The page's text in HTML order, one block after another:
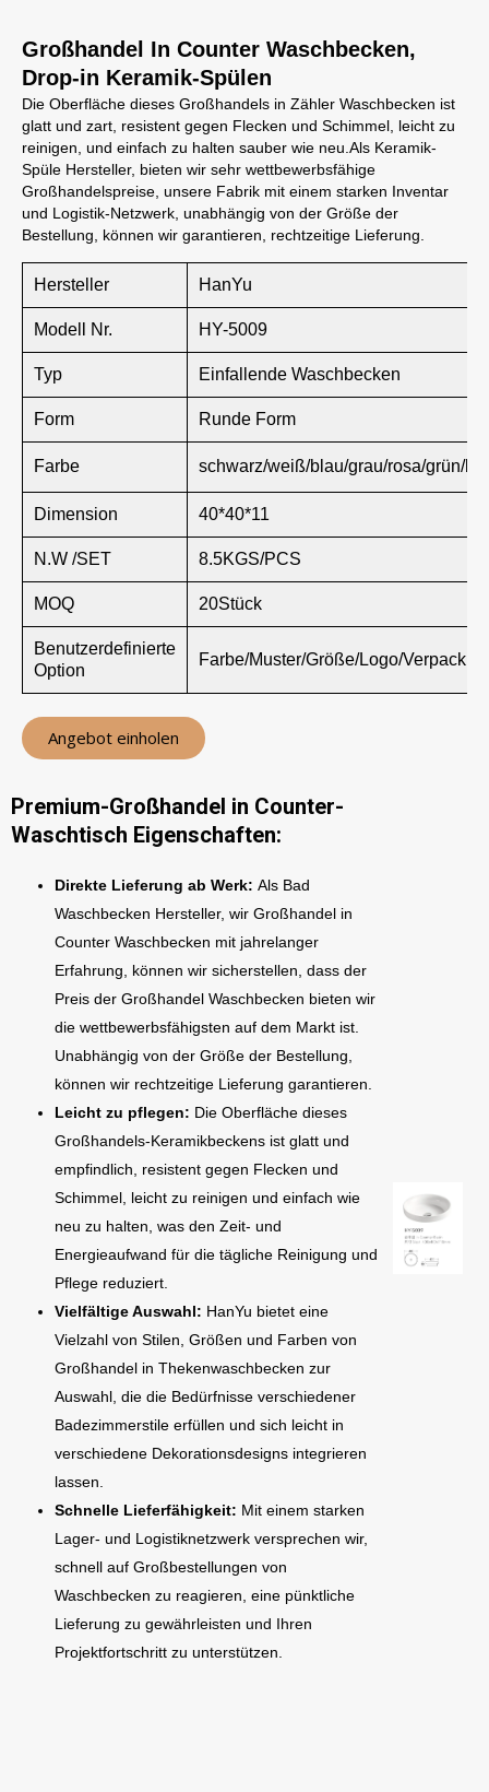
Großhandel In Counter Waschbecken,
Drop-in Keramik-Spülen
Die Oberfläche dieses Großhandels in Zähler Waschbecken ist
glatt und zart, resistent gegen Flecken und Schimmel, leicht zu
reinigen, und einfach zu halten sauber wie neu.Als Keramik-
Spüle Hersteller, bieten wir sehr wettbewerbsfähige
Großhandelspreise, unsere Fabrik mit einem starken Inventar
und Logistik-Netzwerk, unabhängig von der Größe der
Bestellung, können wir garantieren, rechtzeitige Lieferung.
Hersteller HanYu
Modell Nr. HY-5009
Typ Einfallende Waschbecken
Form Runde Form
Farbe schwarz/weiß/blau/grau/rosa/grün/
Dimension 40*40*11
N.W /SET 8.5KGS/PCS
MOQ 20Stück
Benutzerdefinierte
Option
Farbe/Muster/Größe/Logo/
Angebot einholen
Premium-Großhandel in Counter-
Waschtisch Eigenschaften:
Direkte Lieferung ab Werk: Als Bad
Waschbecken Hersteller, wir Großhandel in
Counter Waschbecken mit jahrelanger
Erfahrung, können wir sicherstellen, dass der
Preis der Großhandel Waschbecken bieten wir
die wettbewerbsfähigsten auf dem Markt ist.
Unabhängig von der Größe der Bestellung,
können wir rechtzeitige Lieferung garantieren.
Leicht zu pflegen: Die Oberfläche dieses
Großhandels-Keramikbeckens ist glatt und
empfindlich, resistent gegen Flecken und
Schimmel, leicht zu reinigen und einfach wie
neu zu halten, was den Zeit- und
Energieaufwand für die tägliche Reinigung und
Pflege reduziert.
Vielfältige Auswahl: HanYu bietet eine
Vielzahl von Stilen, Größen und Farben von
Großhandel in Thekenwaschbecken zur
Auswahl, die die Bedürfnisse verschiedener
Badezimmerstile erfüllen und sich leicht in
verschiedene Dekorationsdesigns integrieren
lassen.
Schnelle Lieferfähigkeit: Mit einem starken
Lager- und Logistiknetzwerk versprechen wir,
schnell auf Großbestellungen von
Waschbecken zu reagieren, eine pünktliche
Lieferung zu gewährleisten und Ihren
Projektfortschritt zu unterstützen.